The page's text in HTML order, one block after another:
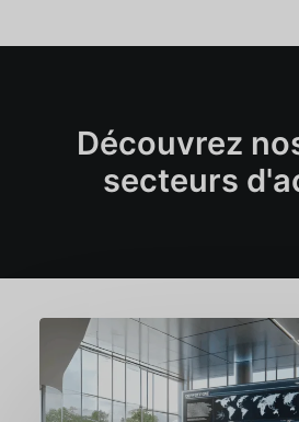
Découvrez
secteurs